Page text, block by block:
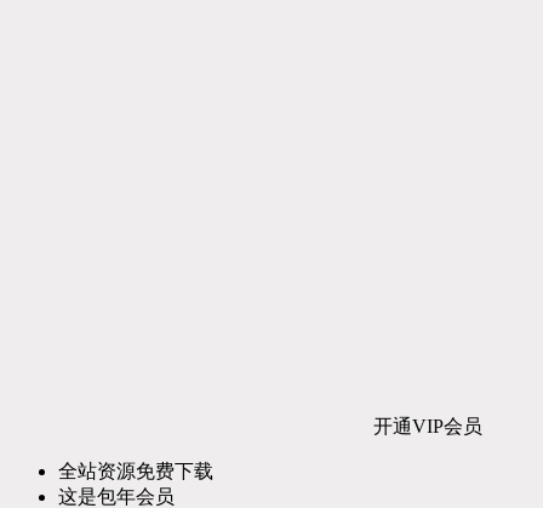
开通VIP会员
全站资源免费下载
这是包年会员